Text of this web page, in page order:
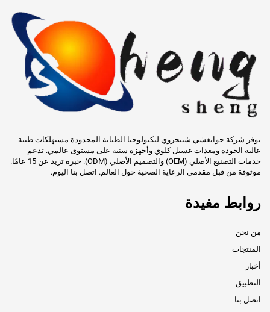
توفر شركة جوانغشي شينجروي لتكنولوجيا الطبابة المحدودة مستهلكات طبية
عالية الجودة ومعدات غسيل كلوي وأجهزة سنية على مستوى عالمي. تدعم
خدمات التصنيع الأصلي (OEM) والتصميم الأصلي (ODM). خبرة تزيد عن 15 عامًا.
موثوقة من قبل مقدمي الرعاية الصحية حول العالم. اتصل بنا اليوم.
روابط مفيدة
من نحن
المنتجات
أخبار
التطبيق
اتصل بنا